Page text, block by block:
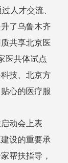
人才交流、
了乌鲁木齐
共享北京医
医共体试点
技、北京方
心的医疗服
动会上表
设的重要承
帮扶指导，